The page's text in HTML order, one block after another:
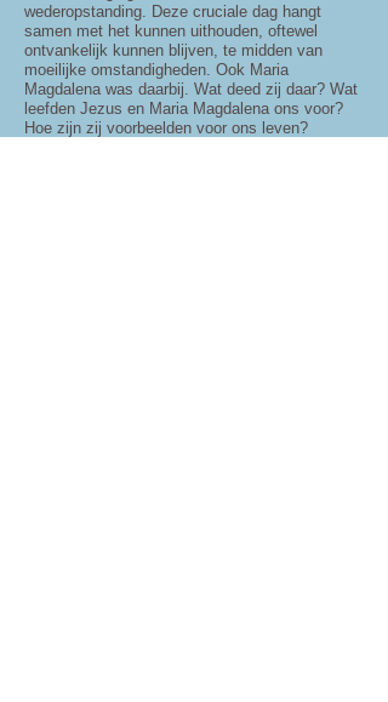
wederopstanding. Deze cruciale dag hangt
samen met het kunnen uithouden, oftewel
ontvankelijk kunnen blijven, te midden van
moeilijke omstandigheden. Ook Maria
Magdalena was daarbij. Wat deed zij daar? Wat
leefden Jezus en Maria Magdalena ons voor?
Hoe zijn zij voorbeelden voor ons leven?